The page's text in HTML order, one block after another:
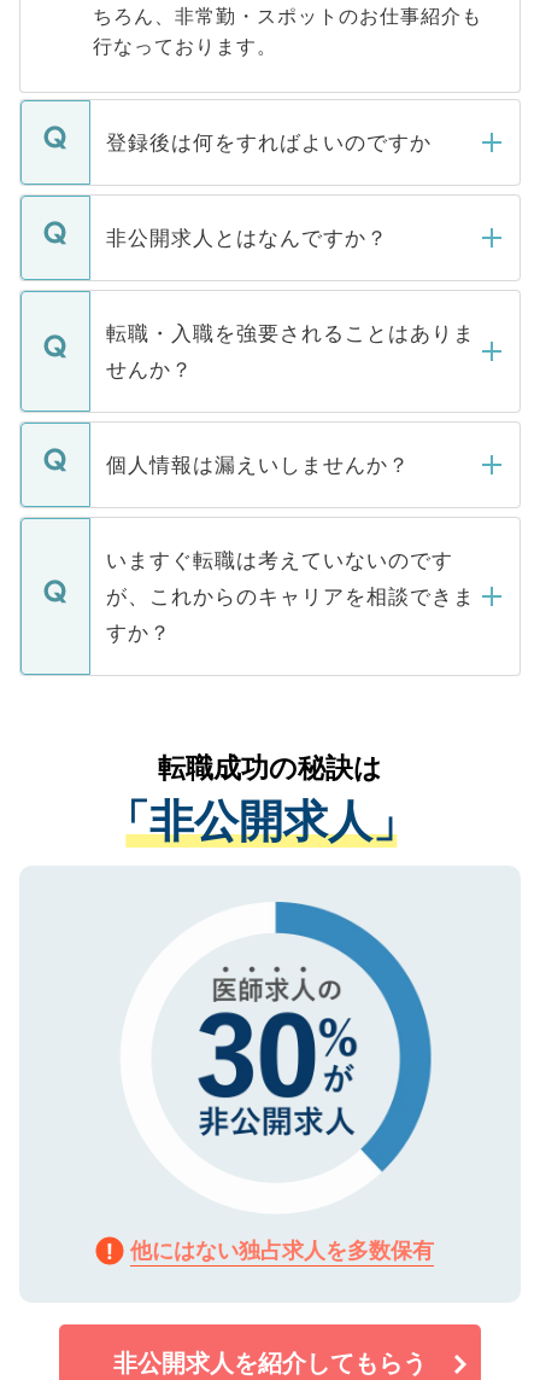
ちろん、非常勤・スポットのお仕事紹介も
行なっております。
登録後は何をすればよいのですか
ご登録いただきましたら、弊社担当者がご
登録内容を確認し、その後メールもしくは
ます。通常、5営業日以内にはご連絡をせて
いただきますので、しばらくお待ちくださ
非公開求人とはなんですか？
マイナビDOCTORで取り扱っている求人の
うち約3割は、Webサイトからご覧いただ
けない「非公開求人」です。非公開求人は
下記の理由によって、一般には公開してい
ません。
■応募殺到を避けるため 人気のある医療機
関を公にしてしまうと、応募が殺到する場
に、医療機関が求める条件に合った人材の
みを人材紹介会社に依頼するケースが増え
ています。
転職・入職を強要されることはありま
せんか？
転職・入職を強要することは一切ありませ
ん。また、仮に応募先から内定をいただい
定を承諾する必要はありません。内定先へ
の辞退の連絡はキャリアパートナーが行い
個人情報は漏えいしませんか？
個人情報が漏えいすることはありませんの
で、ご安心ください。当サイトからの登録
などで収集したご登録者様の個人情報は、
ご本人のキャリアアップおよび転職活動の
支援を目的に使用いたします。お預かりし
ているすべての個人データはご本人の許可
は、個人情報の取り扱いについての厳密な
管理基準を満たした事業者のみに付与され
る、プライバシーマークを取得済みです。
で、機密保持に関してもご安心ください。
いますぐ転職は考えていないのです
が、これからのキャリアを相談できま
すか？
かがいして、現在の医療機関の状況や紹介
経験をまじえながら、適切なアドバイスを
させていただきます。すぐにご転職をされ
ない方には、長期的なサポートが可能です
ので、まずはご登録ください。
転職成功の秘訣は
「非公開求人」
他にはない独占求人を多数保有
非公開求人を紹介してもらう